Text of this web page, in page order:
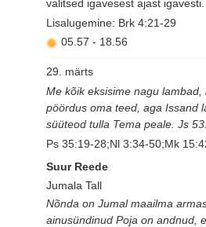
valitsed igavesest ajast igavesti.
Lisalugemine: Brk 4:21-29
05.57 - 18.56
29. märts
Me kõik eksisime nagu lambad,
pöördus oma teed, aga Issand
süüteod tulla Tema peale. Js
Ps 35:19-28;Nl 3:34-50;Mk
Suur Reede
Jumala Tall
Nõnda on Jumal maailma
ainusündinud Poja on andnud,